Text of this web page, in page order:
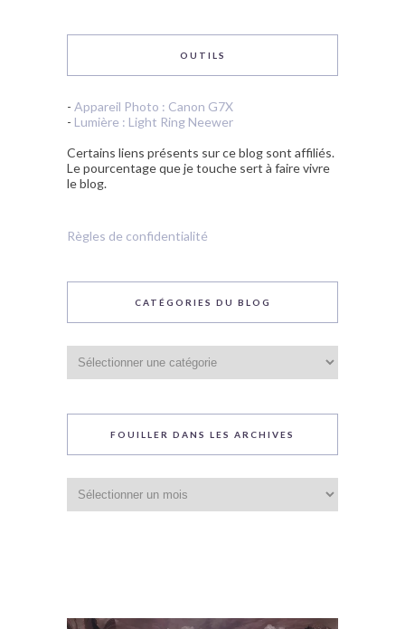
OUTILS
- Appareil Photo : Canon G7X
- Lumière : Light Ring Neewer
Certains liens présents sur ce blog sont affiliés.
Le pourcentage que je touche sert à faire vivre
le blog.
Règles de confidentialité
CATÉGORIES DU BLOG
du
blog
FOUILLER DANS LES ARCHIVES
dans
les